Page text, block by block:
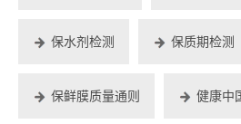
保水剂检测 保质期检测
保鲜膜质量通则 健康中